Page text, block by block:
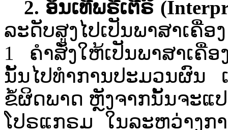
2. ອິນ​ເທີ​ພຣີ​ເຕີ​ຣ໌​ (
ລະ​ດັບ​ສູງ​ໄປ​ເປັນ​ພາສາ​ເຄື່
1 ຄໍາ​ສັ່ງ​ໃຫ້ເປັນ​ພາສາ​ເຄື່
ນັ້ນ​ໄປ​ທຳການ​ປະ​ມວນ​ຜົນ​
ຂໍ້​ຜິດ​ພາດ​ ຫຼັງ​ຈາກ​ນັ້ນ​ຈະ​ແ
ໂປຣ​ແກຣມ​ ໃນ​ລະຫວ່າງ​ກ